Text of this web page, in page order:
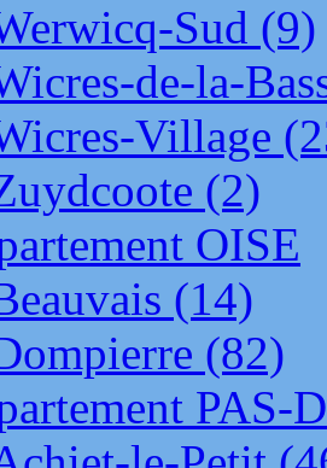
Sud (9)
de-la-
Village
(2)
OISE
(14)
(82)
PAS-